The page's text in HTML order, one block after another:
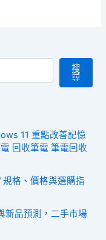
搜
尋
11 重點改善記憶
回收筆電 筆電回收
格、價格與選購指
新品預測，二手市場